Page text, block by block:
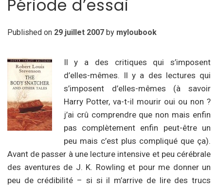
Période d’essai
Published on 29 juillet 2007 by myloubook
Il y a des critiques qui s’imposent
d’elles-mêmes. Il y a des lectures qui
s’imposent d’elles-mêmes (à savoir
Harry Potter, va-t-il mourir oui ou non ?
j’ai crû comprendre que non mais enfin
pas complètement enfin peut-être un
peu mais c’est plus compliqué que ça).
Avant de passer à une lecture intensive et peu cérébrale
des aventures de J. K. Rowling et pour me donner un
peu de crédibilité – si si il m’arrive de lire des trucs